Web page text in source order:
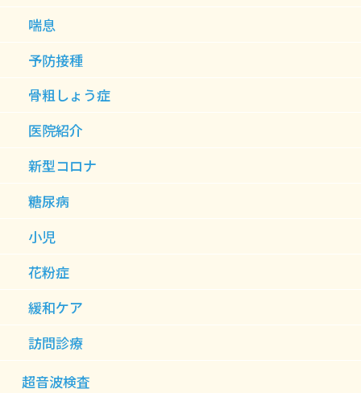
喘息
予防接種
骨粗しょう症
医院紹介
新型コロナ
糖尿病
小児
花粉症
緩和ケア
訪問診療
超音波検査